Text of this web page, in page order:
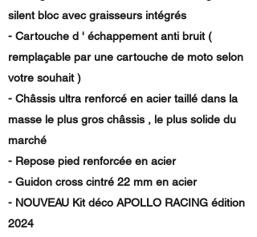
silent bloc avec graisseurs intégrés
- Cartouche d ' échappement anti bruit (
remplaçable par une cartouche de moto selon
votre souhait )
- Châssis ultra renforcé en acier taillé dans la
masse le plus gros châssis , le plus solide du
marché
- Repose pied renforcée en acier
- Guidon cross cintré 22 mm en acier
- NOUVEAU Kit déco APOLLO RACING édition
2024